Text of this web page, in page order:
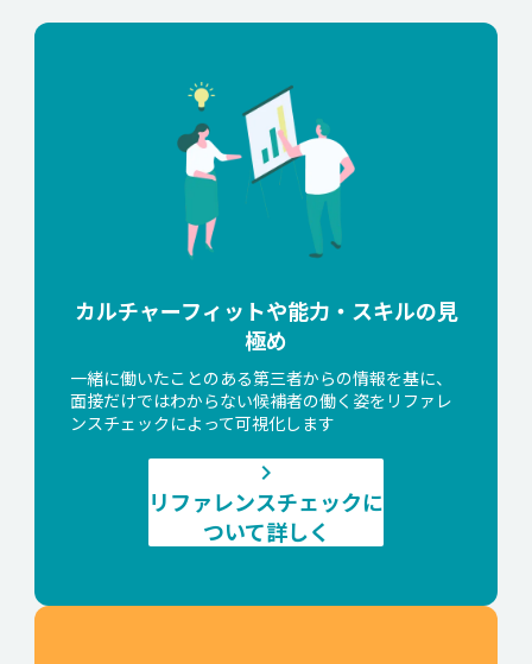
カルチャーフィットや能力・スキルの見
極め
一緒に働いたことのある第三者からの情報を基に、
面接だけではわからない候補者の働く姿をリファレ
ンスチェックによって可視化します
keyboard_arrow_right
リファレンスチェックに
ついて詳しく